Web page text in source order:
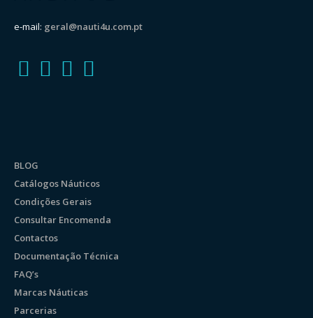
e-mail: geral@nauti4u.com.pt
BLOG
Catálogos Náuticos
Condições Gerais
Consultar Encomenda
Contactos
Documentação Técnica
FAQ’s
Marcas Náuticas
Parcerias